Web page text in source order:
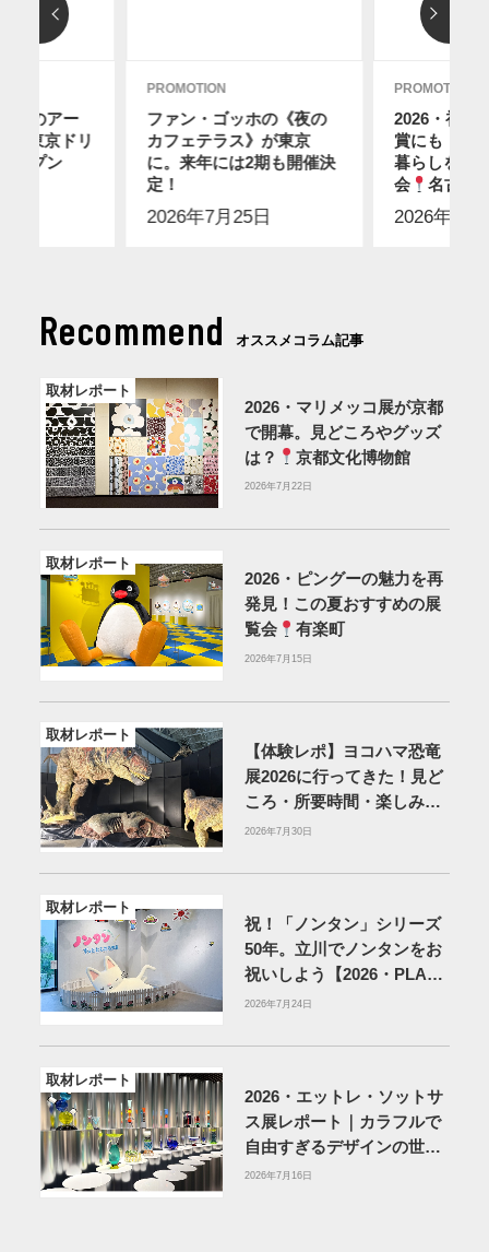
ィのアー
に東京ドリ
ープン
PROMOTION
ファン・ゴッホの《夜の
カフェテラス》が東京
に。来年には2期も開催決
定！
2026年7月25日
PROMOTION
2026・初め
賞にも！ス
暮らしを感
会
名古屋
2026年7月
Recommend オススメコラム記事
取材レポート
2026・マリメッコ展が京都
で開幕。見どころやグッズ
は？
京都文化博物館
2026年7月22日
取材レポート
2026・ピングーの魅力を再
発見！この夏おすすめの展
覧会
有楽町
2026年7月15日
取材レポート
【体験レポ】ヨコハマ恐竜
展2026に行ってきた！見ど
ころ・所要時間・楽しみ方
を紹介
2026年7月30日
取材レポート
祝！「ノンタン」シリーズ
50年。立川でノンタンをお
祝いしよう【2026・PLAY!
MUSEUM】
2026年7月24日
取材レポート
2026・エットレ・ソットサ
ス展レポート｜カラフルで
自由すぎるデザインの世界
を体験
2026年7月16日